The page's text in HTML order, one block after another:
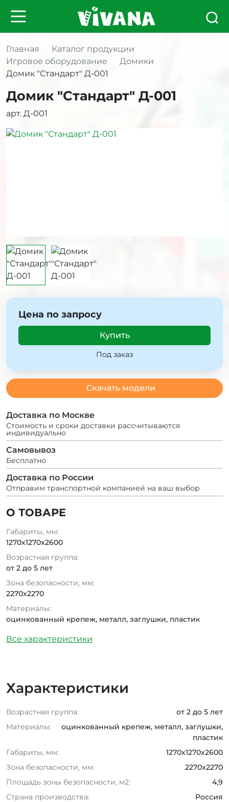
Главная
Каталог продукции
Игровое оборудование
Домики
Домик "Стандарт" Д-001
Домик "Стандарт" Д-001
арт. Д-001
О ТОВАРЕ
Габариты, мм:
1270x1270x2600
Возрастная группа:
от 2 до 5 лет
Зона безопасности, мм:
2270x2270
Материалы:
оцинкованный крепеж, металл, заглушки, пластик
Все характеристики
Цена по запросу
Купить
Под заказ
Скачать модели
Доставка по Москве
Стоимость и сроки доставки рассчитываются
индивидуально
Самовывоз
Бесплатно
Доставка по России
Отправим транспортной компанией на ваш выбор
Характеристики
Возрастная группа:
от 2 до 5 лет
Материалы:
оцинкованный крепеж, металл, заглушки,
пластик
Габариты, мм:
1270x1270x2600
Зона безопасности, мм:
2270x2270
Площадь зоны безопасности, м2:
4,9
Страна производства:
Россия